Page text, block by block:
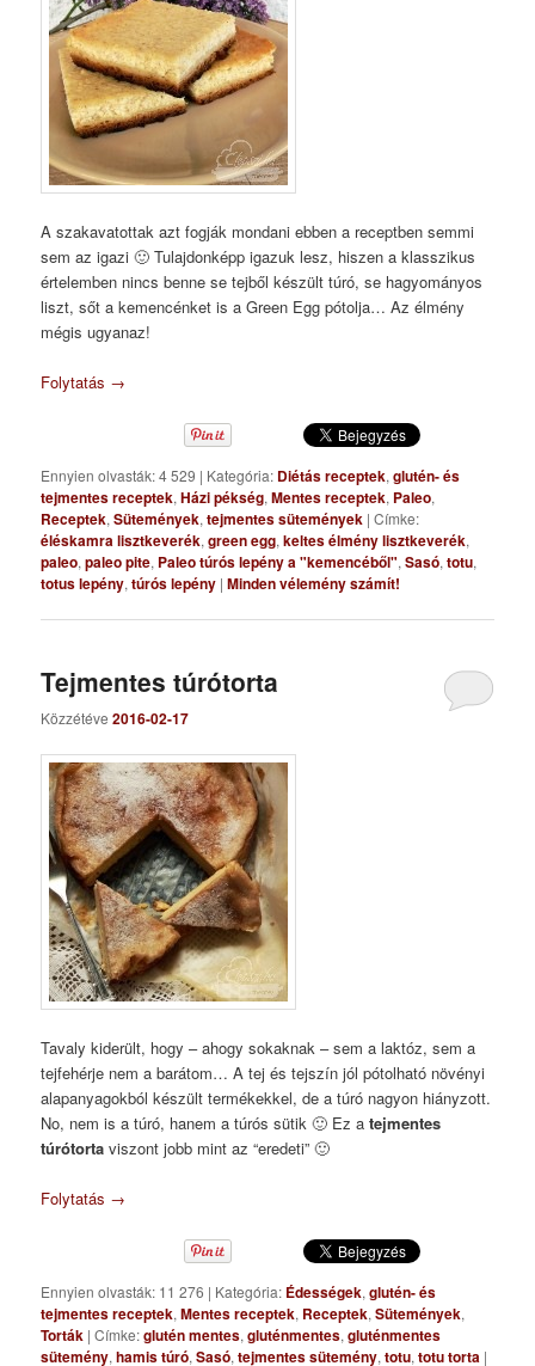
A szakavatottak azt fogják mondani ebben a receptben semmi
sem az igazi 🙂 Tulajdonképp igazuk lesz, hiszen a klasszikus
értelemben nincs benne se tejből készült túró, se hagyományos
liszt, sőt a kemencénket is a Green Egg pótolja… Az élmény
mégis ugyanaz!
Folytatás →
Ennyien olvasták: 4 529 | Kategória: Diétás receptek,glutén- és
tejmentes receptek,Házi pékség,Mentes receptek, Paleo,
Receptek,Sütemények,tejmentes sütemények |Címke:
éléskamra lisztkeverék,green egg,keltes élmény lisztkeverék,
paleo,paleo pite, Paleo túrós lepény a "kemencéből",Sasó,totu,
totus lepény,túrós lepény |Minden vélemény számít!
Tejmentes túrótorta
Közzétéve2016-02-17
Tavaly kiderült, hogy – ahogy sokaknak – sem a laktóz, sem a
tejfehérje nem a barátom… A tej és tejszín jól pótolható növényi
alapanyagokból készült termékekkel, de a túró nagyon hiányzott.
No, nem is a túró, hanem a túrós sütik 🙂 Ez atejmentes
túrótorta viszont jobb mint az “eredeti” 🙂
Folytatás →
Ennyien olvasták: 11 276 | Kategória: Édességek,glutén- és
tejmentes receptek,Mentes receptek, Receptek,Sütemények,
Torták |Címke:glutén mentes,gluténmentes,gluténmentes
sütemény,hamis túró,Sasó,tejmentes sütemény,totu,totu torta |